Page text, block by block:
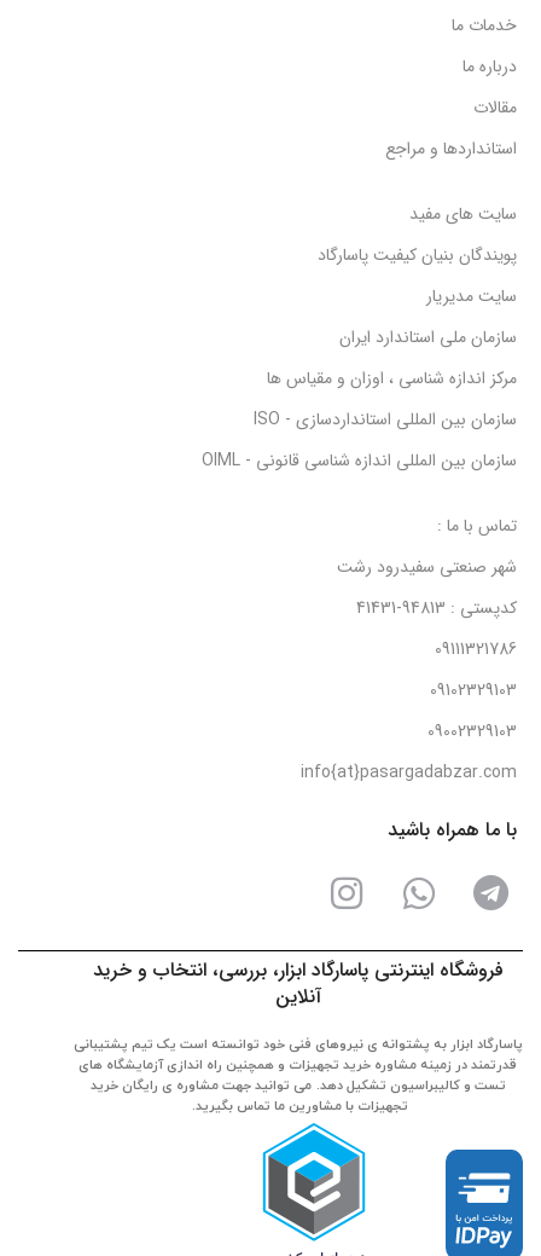
خدمات ما
درباره ما
مقالات
استانداردها و مراجع
سایت های مفید
پویندگان بنیان کیفیت پاسارگاد
سایت مدیریار
سازمان ملی استاندارد ایران
مرکز اندازه شناسی ، اوزان و مقیاس ها
سازمان بین المللی استانداردسازی - ISO
سازمان بین المللی اندازه شناسی قانونی - OIML
تماس با ما :
شهر صنعتی سفیدرود رشت
کدپستی : 94813-41431
09111321786
09102329103
09002329103
info{at}pasargadabzar.com
با ما همراه باشید
فروشگاه اینترنتی پاسارگاد ابزار، بررسی، انتخاب و خرید
آنلاین
پاسارگاد ابزار به پشتوانه ی نیروهای فنی خود توانسته است یک تیم پشتیبانی
قدرتمند در زمینه مشاوره خرید تجهیزات و همچنین راه اندازی آزمایشگاه های
تست و کالیبراسیون تشکیل دهد. می توانید جهت مشاوره ی رایگان خرید
تجهیزات با مشاورین ما تماس بگیرید.